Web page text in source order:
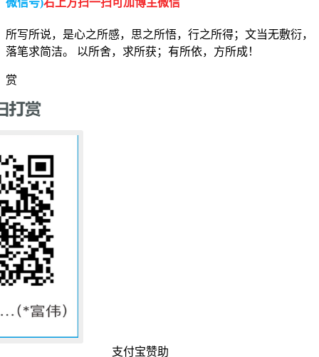
所写所说，是心之所感，思之所悟，行之所得；文当无敷衍，
落笔求简洁。 以所舍，求所获；有所依，方所成！
赏
支付宝赞助